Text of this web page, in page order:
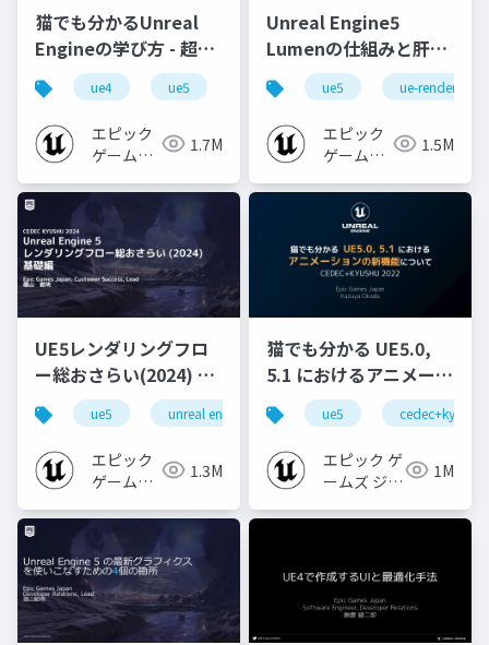
猫でも分かるUnreal
Engineの学び方 - 超初
心者向け編 - 2023 v1.0
ue4 ue5 ue-beginner
エピック
ゲームズ
1.7M
Unreal Engine5
Lumenの仕組みと肝心
なところ
ue5 ue-rendering
エピック
ゲームズ
1.5M
UE5レンダリングフロ
ー総おさらい(2024) 基
礎編！
[CEDEC+KYUSHU
2024]
ue5 unreal engine ue-rendering
エピック
ゲームズ
1.3M
猫でも分かる UE5.0,
5.1 におけるアニメーシ
ョンの新機能について
【CEDEC+KYUSHU
2022】
ue5 cedec+kyushu
エピック ゲ
ームズ ジャ
1M